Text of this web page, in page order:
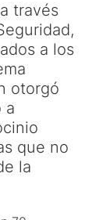
través
a los
otorgó
a
que no
la